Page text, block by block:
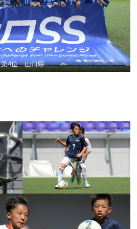
第4位 山口県